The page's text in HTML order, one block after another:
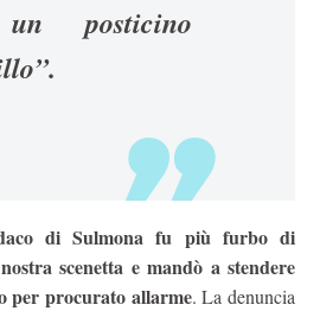
posticino
di Sulmona fu più furbo di
scenetta e mandò a stendere
per procurato allarme. La denuncia